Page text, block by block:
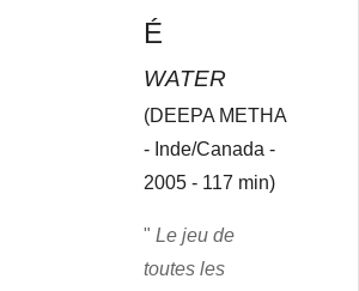
É
WATER
(DEEPA METHA
- Inde/Canada -
2005 - 117 min)
"Le jeu de
toutes les